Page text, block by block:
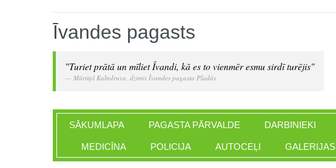
Īvandes pagasts
"Turiet prātā un mīliet Īvandi, kā es to vienmēr esmu sirdī turējis"
Mārtiņš Kalndruva, dzimis Īvandes pagasta Pladās
SĀKUMLAPA PAGASTA PĀRVALDE DARBINIEKI
MEDICĪNA POLICIJA AUTOCEĻI GALERIJAS